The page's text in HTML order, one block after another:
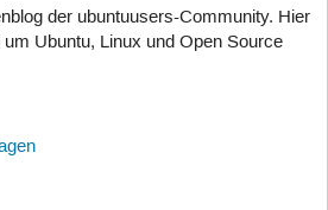
der ubuntuusers-Community. Hier
Ubuntu, Linux und Open Source